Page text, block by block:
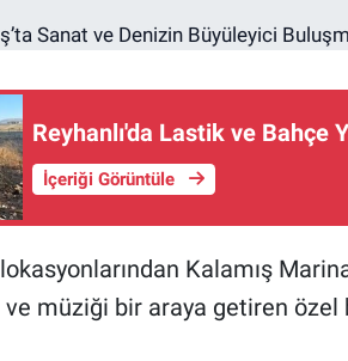
Reyhanlı'da Lastik ve Bahçe
İçeriği Görüntüle
Kalamış
müziği bir araya getiren